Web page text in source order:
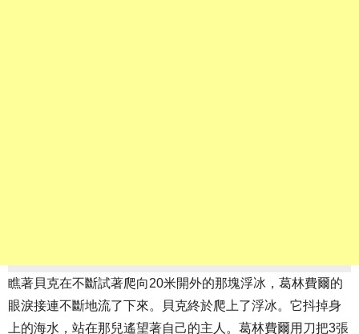
瞧著貝克在不斷試著爬向20米開外的那塊浮冰，葛林費爾的
眼淚接連不斷地流了下來。貝克終於爬上了浮冰。它抖掉身
上的海水，站在那兒遙望著自己的主人。葛林費爾用刀把3張